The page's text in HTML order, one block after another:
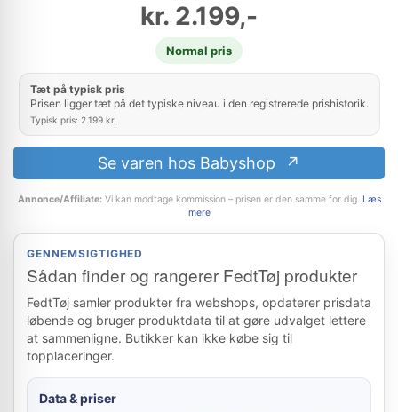
kr. 2.199,-
Normal pris
Tæt på typisk pris
Prisen ligger tæt på det typiske niveau i den registrerede prishistorik.
Typisk pris: 2.199 kr.
Se varen hos Babyshop
Annonce/Affiliate:Vi kan modtage kommission – prisen er den samme for dig. Læs
mere
GENNEMSIGTIGHED
Sådan finder og rangerer FedtTøj produkter
FedtTøj samler produkter fra webshops, opdaterer prisdata
løbende og bruger produktdata til at gøre udvalget lettere
at sammenligne. Butikker kan ikke købe sig til
topplaceringer.
Data & priser